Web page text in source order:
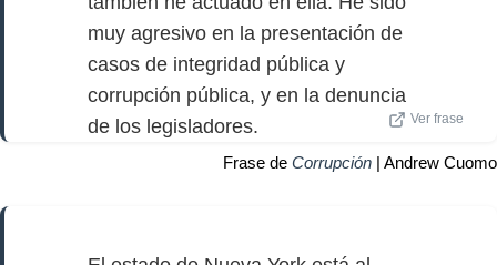
muy agresivo en la presentación de
casos de integridad pública y
corrupción pública, y en la denuncia
de los legisladores.
Ver frase
Frase de Corrupción | Andrew Cuomo